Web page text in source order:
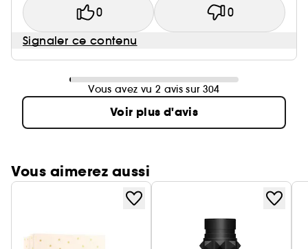
0 0
Signaler ce contenu
Vous avez vu 2 avis sur 304
Voir plus d'avis
Vous aimerez aussi